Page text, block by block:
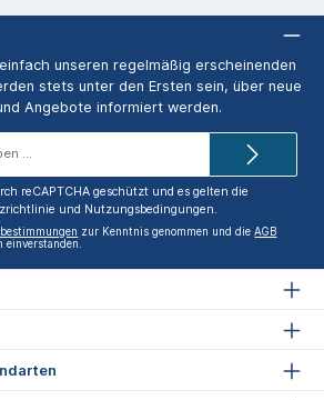
unseren regelmäßig erscheinenden
stets unter den Ersten sein, über neue
Angebote informiert werden.
reCAPTCHA geschützt und es gelten die
und Nutzungsbedingungen.
zur Kenntnis genommen und dieAGB
einverstanden.